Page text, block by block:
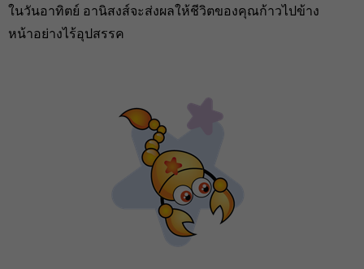
ในวันอาทิตย์ อานิสงส์จะส่งผลให้ชีวิตของคุณก้าวไปข้าง
หน้าอย่างไร้อุปสรรค